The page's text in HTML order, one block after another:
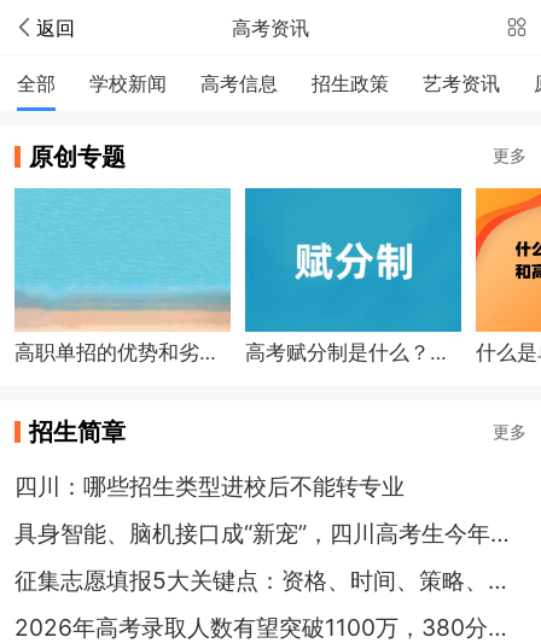
返回 高考资讯
全部 学校新闻 高考信息 招生政策 艺考资讯
原创专题 更多
高职单招的优势和劣势分别是什么？适合哪类学生？ 高考赋分制是什么？怎么计算？如何得高分？
招生简章 更多
四川：哪些招生类型进校后不能转专业
具身智能、脑机接口成“新宠”，四川高考生今年最爱哪些专业？
征集志愿填报5大关键点：资格、时间、策略、误区、防骗
2026年高考录取人数有望突破1100万，380分就能被本科录取，大变革时代来了！